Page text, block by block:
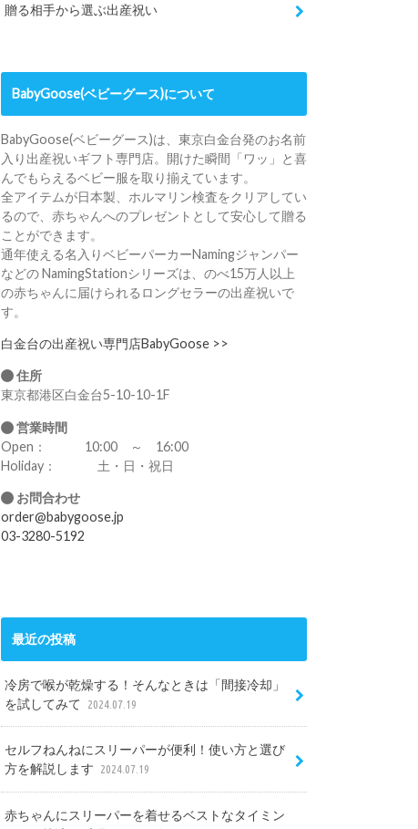
贈る相手から選ぶ出産祝い
BabyGoose(ベビーグース)について
BabyGoose(ベビーグース)は、東京白金台発のお名前
入り出産祝いギフト専門店。開けた瞬間「ワッ」と喜
んでもらえるベビー服を取り揃えています。
全アイテムが日本製、ホルマリン検査をクリアしてい
るので、赤ちゃんへのプレゼントとして安心して贈る
ことができます。
通年使える名入りベビーパーカーNamingジャンパー
などの NamingStationシリーズは、のべ15万人以上
の赤ちゃんに届けられるロングセラーの出産祝いで
す。
白金台の出産祝い専門店BabyGoose >>
住所
東京都港区白金台5-10-10-1F
営業時間
Open： 10:00 ～ 16:00
Holiday： 土・日・祝日
お問合わせ
order@babygoose.jp
03-3280-5192
最近の投稿
冷房で喉が乾燥する！そんなときは「間接冷却」
を試してみて
2024.07.19
セルフねんねにスリーパーが便利！使い方と選び
方を解説します
2024.07.19
赤ちゃんにスリーパーを着せるベストなタイミン